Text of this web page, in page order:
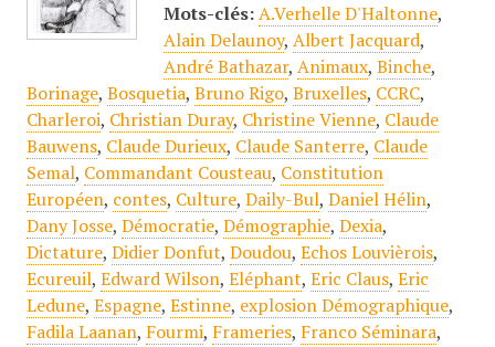
Mots-clés: A.Verhelle D'Haltonne,
Alain Delaunoy, Albert Jacquard,
André Bathazar, Animaux, Binche,
Borinage, Bosquetia, Bruno Rigo, Bruxelles, CCRC,
Charleroi, Christian Duray, Christine Vienne, Claude
Bauwens, Claude Durieux, Claude Santerre, Claude
Semal, Commandant Cousteau, Constitution
Européen, contes, Culture, Daily-Bul, Daniel Hélin,
Dany Josse, Démocratie, Démographie, Dexia,
Dictature, Didier Donfut, Doudou, Echos Louvièrois,
Ecureuil, Edward Wilson, Eléphant, Eric Claus, Eric
Ledune, Espagne, Estinne, explosion Démographique,
Fadila Laanan, Fourmi, Frameries, Franco Séminara,